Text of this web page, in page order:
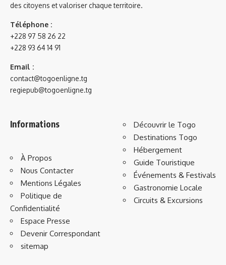
des citoyens et valoriser chaque territoire.
Téléphone :
+228 97 58 26 22
+228 93 64 14 91
Email :
contact@togoenligne.tg
regiepub@togoenligne.tg
Informations
À Propos
Nous Contacter
Mentions Légales
Politique de
Confidentialité
Espace Presse
Devenir Correspondant
sitemap
Découvrir le Togo
Destinations Togo
Hébergement
Guide Touristique
Événements & Festivals
Gastronomie Locale
Circuits & Excursions